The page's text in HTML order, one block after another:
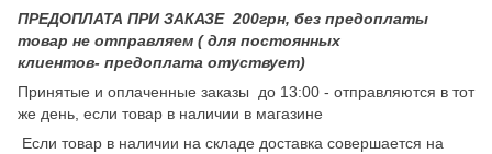
ПРЕДОПЛАТА ПРИ ЗАКАЗЕ 200грн, без предоплаты
товар не отправляем ( для постоянных
клиентов- предоплата отуствует)
Принятые и оплаченные заказы до 13:00 - отправляются в тот
же день, если товар в наличии в магазине
Если товар в наличии на складе доставка совершается на